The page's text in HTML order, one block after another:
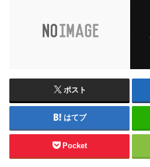
ポスト
はてブ
Pocket